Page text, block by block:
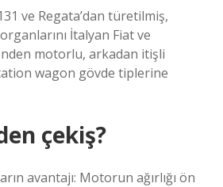
ve Regata’dan türetilmiş,
İtalyan Fiat ve
motorlu, arkadan itişli
wagon gövde tiplerine
çekiş?
avantajı: Motorun ağırlığı ön